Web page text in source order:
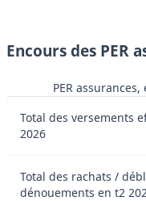
Encours des PER
PER
Total des versements
2026
Total des rachats /
dénouements en t2